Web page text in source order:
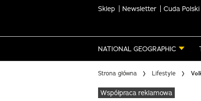
main
Sklep Newsletter Cuda Polski
NATIONAL GEOGRAPHIC
Strona główna Lifestyle
Współpraca reklamowa